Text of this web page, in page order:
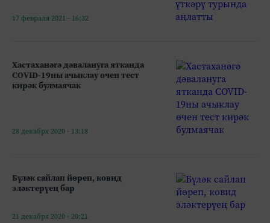
17 февраля 2021 - 16:32
Хастаханәгә дәвалануга ятканда
COVID-19ны ачыклау өчен тест
кирәк булмаячак
28 декабря 2020 - 13:18
Бүләк сайлап йөреп, ковид
эләктерүең бар
21 декабря 2020 - 20:21